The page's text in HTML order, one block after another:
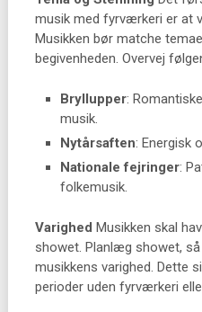
musik med fyrværkeri er at
Musikken bør matche
begivenheden. Overvej
Bryllupper:
musik.
Nytårsaften: Energisk
Nationale fejringer:
folkemusik.
Varighed Musikken skal
showet. Planlæg showet,
musikkens varighed. Dette
perioder uden fyrværkeri